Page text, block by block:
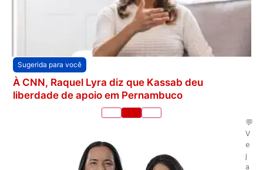
Sugerida para você
À CNN, Raquel Lyra diz que Kassab deu
liberdade de apoio em Pernambuco
💬
V
e
j
a